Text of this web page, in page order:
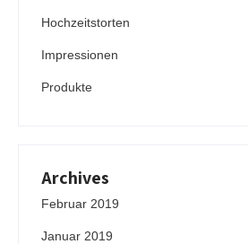
Hochzeitstorten
Impressionen
Produkte
Archives
Februar 2019
Januar 2019